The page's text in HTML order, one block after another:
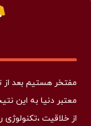
مفتخر هستیم بعد از
معتبر دنیا به این
از خلاقیت